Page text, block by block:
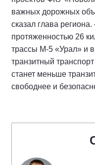
важных дорожных
сказал глава
протяженностью 26
трассы М-5 «Урал» и
транзитный
станет меньше
свободнее и